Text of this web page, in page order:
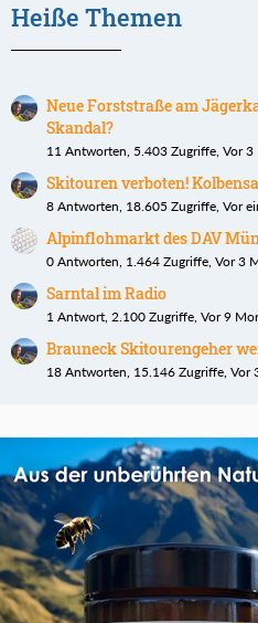
Heiße Themen
Neue Forststraße am
Skandal?
11 Antworten, 5.403 Zugriffe, Vor 3
Skitouren verboten!
8 Antworten, 18.605 Zugriffe, Vor
Alpinflohmarkt des DAV
0 Antworten, 1.464 Zugriffe, Vor 3
Sarntal im Radio
1 Antwort, 2.100 Zugriffe, Vor 9
Brauneck Skitourengeher
18 Antworten, 15.146 Zugriffe, Vor